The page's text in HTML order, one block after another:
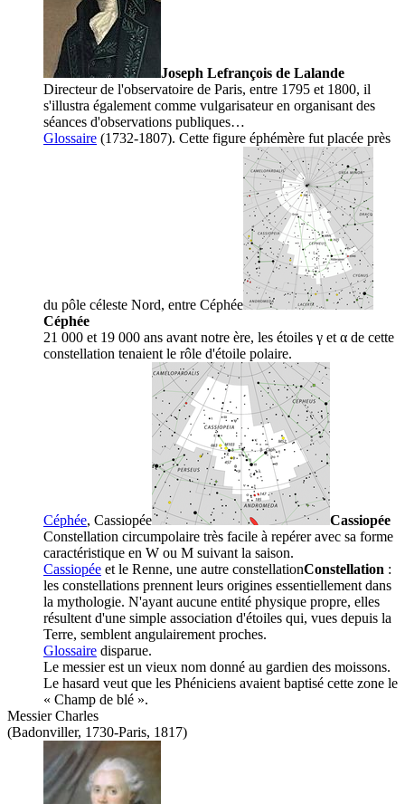
Joseph Lefrançois de Lalande
Directeur de l'observatoire de Paris, entre 1795 et 1800, il
s'illustra également comme vulgarisateur en organisant des
séances d'observations publiques…
Glossaire (1732-1807). Cette figure éphémère fut placée près
du pôle céleste Nord, entre Céphée
Céphée
21 000 et 19 000 ans avant notre ère, les étoiles γ et α de cette
constellation tenaient le rôle d'étoile polaire.
Céphée, Cassiopée
Cassiopée
Constellation circumpolaire très facile à repérer avec sa forme
caractéristique en W ou M suivant la saison.
Cassiopée et le Renne, une autre constellationConstellation :
les constellations prennent leurs origines essentiellement dans
la mythologie. N'ayant aucune entité physique propre, elles
résultent d'une simple association d'étoiles qui, vues depuis la
Terre, semblent angulairement proches.
Glossaire disparue.
Le messier est un vieux nom donné au gardien des moissons.
Le hasard veut que les Phéniciens avaient baptisé cette zone le
« Champ de blé ».
Messier Charles
(Badonviller, 1730-Paris, 1817)